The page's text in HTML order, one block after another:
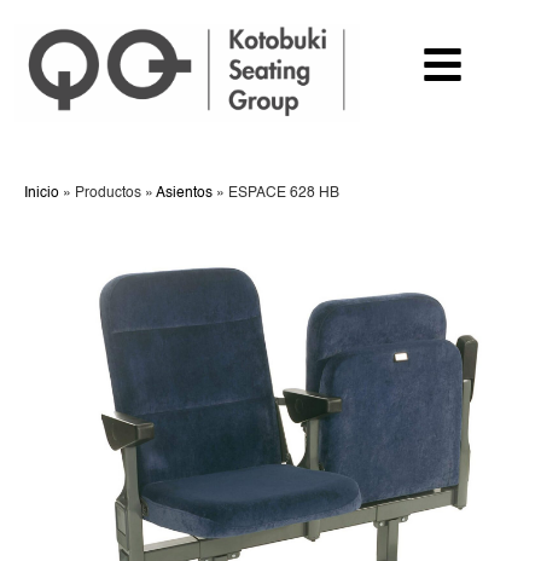
Inicio » Productos » Asientos » ESPACE 628 HB